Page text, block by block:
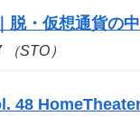
脱・仮想通貨の
STO）
48